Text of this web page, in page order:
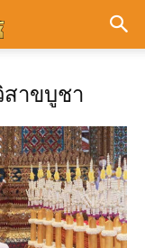
าขบูชา